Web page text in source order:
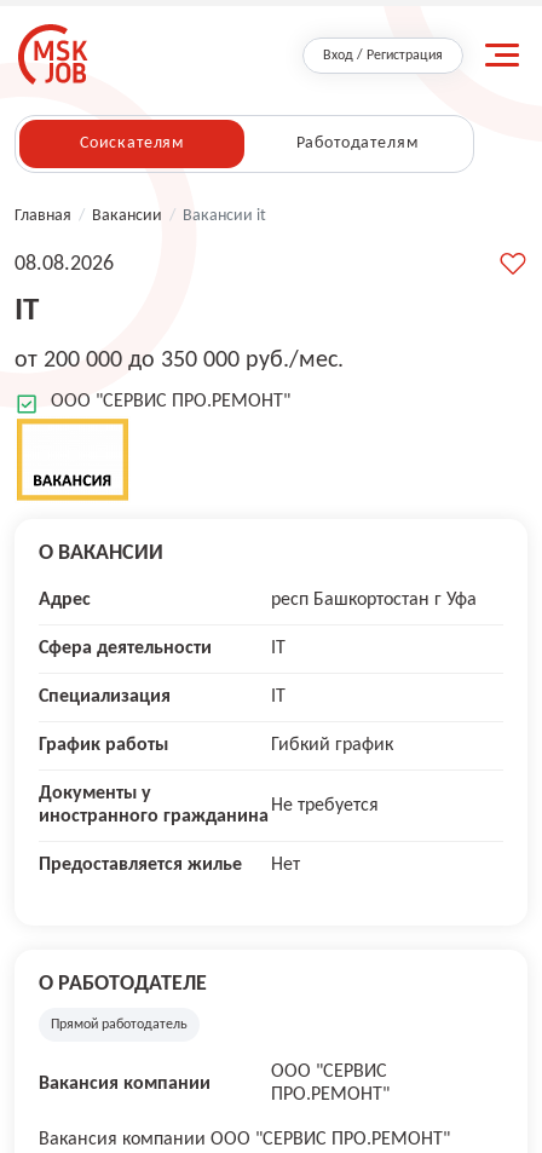
Вход / Регистрация
Соискателям Работодателям
Главная / Вакансии / Вакансии it
IT
08.08.2026
от 200 000 до 350 000 руб./мес.
ООО "СЕРВИС ПРО.РЕМОНТ"
О ВАКАНСИИ
Адрес респ Башкортостан г Уфа
Сфера деятельности
Специализация
График работы Гибкий график
Документы у
иностранного гражданина
Не требуется
Предоставляется жилье Нет
О РАБОТОДАТЕЛЕ
Прямой работодатель
Вакансия компании
ООО "СЕРВИС
ПРО.РЕМОНТ"
Вакансия компании ООО "СЕРВИС ПРО.РЕМОНТ"